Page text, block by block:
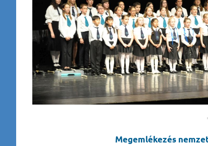
Megemlékezés